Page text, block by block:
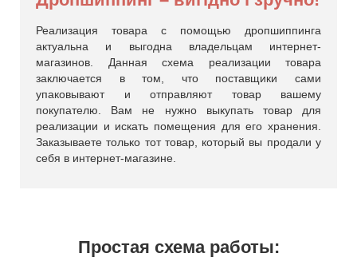
Реализация товара с помощью дропшиппинга
актуальна и выгодна владельцам интернет-
магазинов. Данная схема реализации товара
заключается в том, что поставщики сами
упаковывают и отправляют товар вашему
покупателю. Вам не нужно выкупать товар для
реализации и искать помещения для его хранения.
Заказываете только тот товар, который вы продали у
себя в интернет-магазине.
Простая схема работы: